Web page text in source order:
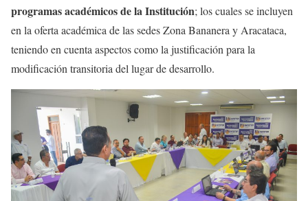
programas académicos de la Institución; los cuales se incluyen
en la oferta académica de las sedes Zona Bananera y Aracataca,
teniendo en cuenta aspectos como la justificación para la
modificación transitoria del lugar de desarrollo.